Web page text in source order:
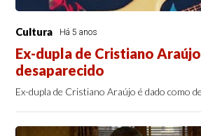
Cultura Há 5 anos
Ex-dupla de Cristiano
desaparecido
Ex-dupla de Cristiano Araújo é dado como